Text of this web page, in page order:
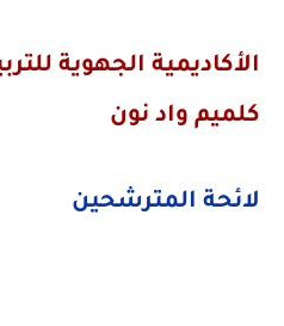
الأكاديمية الجهوية
كلميم واد نون
لائحة المترشحين